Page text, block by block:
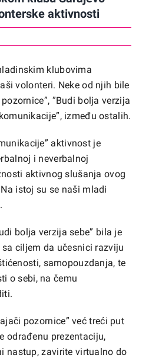
aktivnosti
klubovima
volonteri. Neke od njih bile
”Budi bolja verzija
između ostalih.
aktivnost je
i neverbalnoj
aktivnog slušanja ovog
istoj su se naši mladi
bolja verzija sebe” bila je
sa ciljem da učesnici razviju
samopouzdanja, te
o sebi, na čemu
pozornice” već treći put
odrađenu prezentaciju,
nastup, zavirite virtualno do